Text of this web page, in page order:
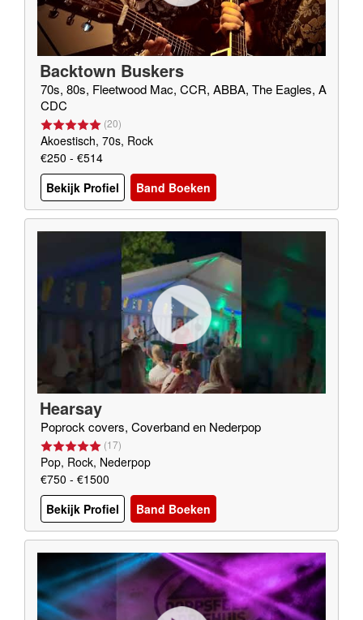
Backtown Buskers
70s, 80s, Fleetwood Mac, CCR, ABBA, The Eagles, A
CDC
(20)
Akoestisch, 70s, Rock
€250 - €514
Bekijk Profiel
Band Boeken
Hearsay
Poprock covers, Coverband en Nederpop
(17)
Pop, Rock, Nederpop
€750 - €1500
Bekijk Profiel
Band Boeken